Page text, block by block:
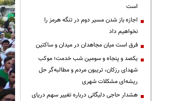
است
اجازه باز شدن مسیر دوم در تنگه هرمز را
نخواهیم داد
فرق است میان مجاهدان در میدان و ساکتین
یکصد و پنجاه و سومین شب خدمت؛ موکب
شهدای رزکان، تریبون مردم و مطالبه‌گر حل
ریشه‌ای مشکلات شهری
هشدار حاجی دلیگانی درباره تغییر سهم دریای